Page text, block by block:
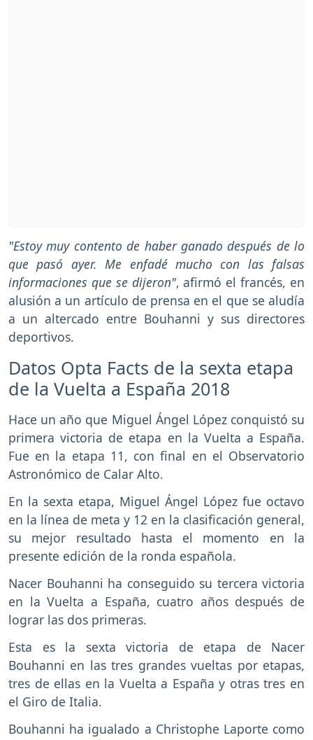
"Estoy muy contento de haber ganado después de lo
que pasó ayer. Me enfadé mucho con las falsas
informaciones que se dijeron", afirmó el francés, en
alusión a un artículo de prensa en el que se aludía
a un altercado entre Bouhanni y sus directores
deportivos.
Datos Opta Facts de la sexta etapa
de la Vuelta a España 2018
Hace un año que Miguel Ángel López conquistó su
primera victoria de etapa en la Vuelta a España.
Fue en la etapa 11, con final en el Observatorio
Astronómico de Calar Alto.
En la sexta etapa, Miguel Ángel López fue octavo
en la línea de meta y 12 en la clasificación general,
su mejor resultado hasta el momento en la
presente edición de la ronda española.
Nacer Bouhanni ha conseguido su tercera victoria
en la Vuelta a España, cuatro años después de
lograr las dos primeras.
Esta es la sexta victoria de etapa de Nacer
Bouhanni en las tres grandes vueltas por etapas,
tres de ellas en la Vuelta a España y otras tres en
el Giro de Italia.
Bouhanni ha igualado a Christophe Laporte como